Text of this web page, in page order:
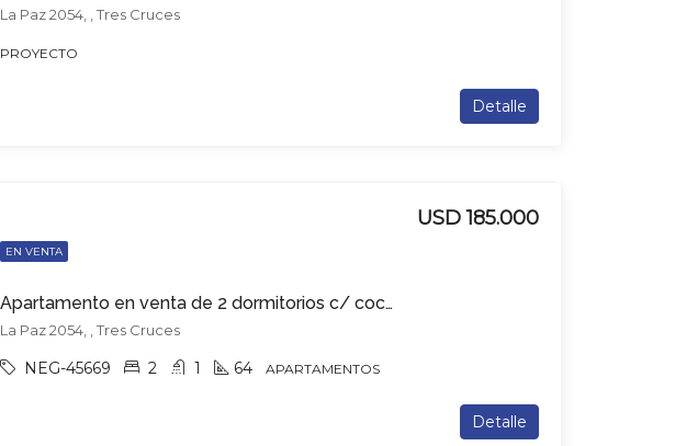
La Paz 2054, , Tres Cruces
PROYECTO
Detalle
EN VENTA
Apartamento en venta de 2 dormitorios c/ cochera en Tres Cruces
USD 185.000
La Paz 2054, , Tres Cruces
NEG-45669 2 1 64 APARTAMENTOS
Detalle